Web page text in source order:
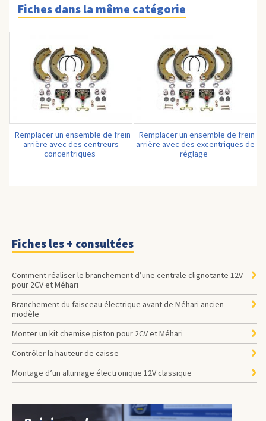
Fiches dans la même catégorie
Remplacer un ensemble de frein
arrière avec des centreurs
concentriques
Remplacer un ensemble de frein
arrière avec des excentriques de
réglage
Fiches les + consultées
Comment réaliser le branchement d’une centrale clignotante 12V
pour 2CV et Méhari
Branchement du faisceau électrique avant de Méhari ancien
modèle
Monter un kit chemise piston pour 2CV et Méhari
Contrôler la hauteur de caisse
Montage d’un allumage électronique 12V classique